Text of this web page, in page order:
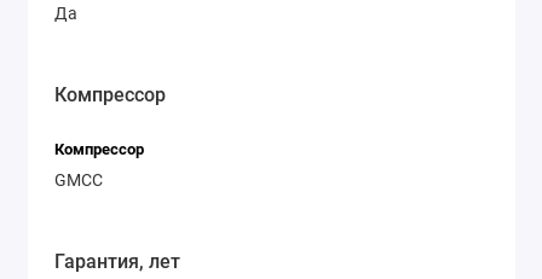
Да
Компрессор
Компрессор
GMCC
Гарантия, лет